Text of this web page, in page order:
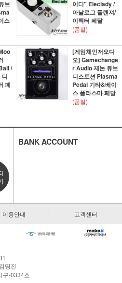
브
스
이디" Eleclady /
아날로그 플랜져/
이펙터 페달
(품절)
/
디
페
[게임체인저오디
오] Gamechange
r Audio 제논 튜브
디스토션 Plasma
Pedal 기타&베이
스 플라스마 페달
(품절)
BANK ACCOUNT
이용안내 고객센터
명진
구-0334호